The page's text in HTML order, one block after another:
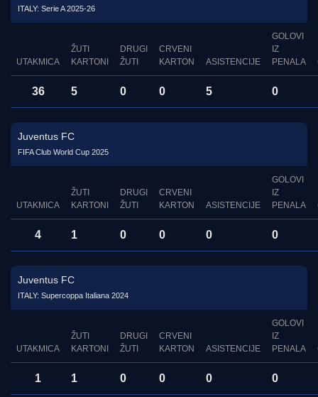
ITALY: Serie A 2025-26
UTAKMICA
ŽUTI
KARTONI
DRUGI
ŽUTI
CRVENI
KARTON
ASISTENCIJE
GOLOVI
IZ
PENALA
36 5 0 0 5 0
Juventus FC
FIFA Club World Cup 2025
UTAKMICA
ŽUTI
KARTONI
DRUGI
ŽUTI
CRVENI
KARTON
ASISTENCIJE
GOLOVI
IZ
PENALA
4 1 0 0 0 0
Juventus FC
ITALY: Supercoppa Italiana 2024
UTAKMICA
ŽUTI
KARTONI
DRUGI
ŽUTI
CRVENI
KARTON
ASISTENCIJE
GOLOVI
IZ
PENALA
1 1 0 0 0 0